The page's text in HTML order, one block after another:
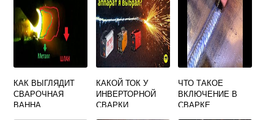
КАК ВЫГЛЯДИТ
СВАРОЧНАЯ
ВАННА
КАКОЙ ТОК У
ИНВЕРТОРНОЙ
СВАРКИ
ЧТО ТАКОЕ
ВКЛЮЧЕНИЕ В
СВАРКЕ